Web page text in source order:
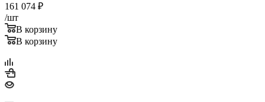
161 074 ₽
/шт
В корзину
В корзину